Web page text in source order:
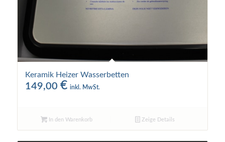
Keramik Heizer Wasserbetten
149,00 € inkl. MwSt.
In den Warenkorb Zeige Details